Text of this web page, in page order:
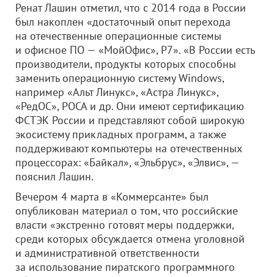
Ренат Лашин отметил, что с 2014 года в России
был накоплен «достаточный опыт перехода
на отечественные операционные системы
и офисное ПО — «МойОфис», Р7». «В России есть
производители, продукты которых способны
заменить операционную систему Windows,
например «Альт Линукс», «Астра Линукс»,
«РедОС», РОСА и др. Они имеют сертификацию
ФСТЭК России и представляют собой широкую
экосистему прикладных программ, а также
поддерживают компьютеры на отечественных
процессорах: «Байкал», «Эльбрус», «Элвис», —
пояснил Лашин.
Вечером 4 марта в «Коммерсанте» был
опубликован материал о том, что российские
власти «экстренно готовят меры поддержки,
среди которых обсуждается отмена уголовной
и административной ответственности
за использование пиратского программного